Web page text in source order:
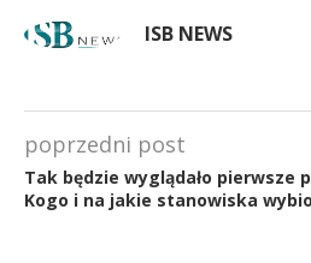
ISB NEWS
poprzedni post
Tak będzie wyglądało pierwsze
Kogo i na jakie stanowiska